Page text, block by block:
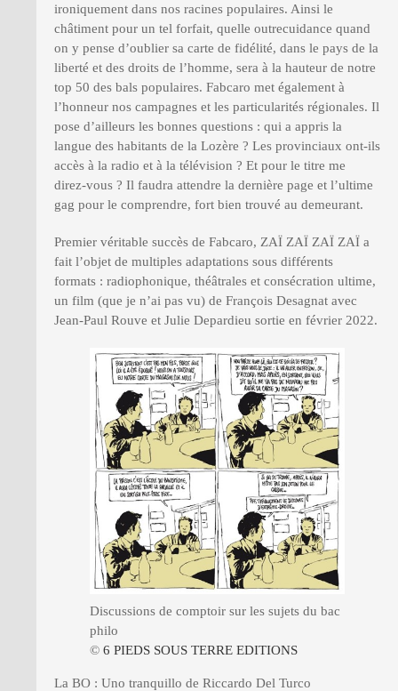
ironiquement dans nos racines populaires. Ainsi le
châtiment pour un tel forfait, quelle outrecuidance quand
on y pense d’oublier sa carte de fidélité, dans le pays de la
liberté et des droits de l’homme, sera à la hauteur de notre
top 50 des bals populaires. Fabcaro met également à
l’honneur nos campagnes et les particularités régionales. Il
pose d’ailleurs les bonnes questions : qui a appris la
langue des habitants de la Lozère ? Les provinciaux ont-ils
accès à la radio et à la télévision ? Et pour le titre me
direz-vous ? Il faudra attendre la dernière page et l’ultime
gag pour le comprendre, fort bien trouvé au demeurant.
Premier véritable succès de Fabcaro, ZAÏ ZAÏ ZAÏ ZAÏ a
fait l’objet de multiples adaptations sous différents
formats : radiophonique, théâtrales et consécration ultime,
un film (que je n’ai pas vu) de François Desagnat avec
Jean-Paul Rouve et Julie Depardieu sortie en février 2022.
Discussions de comptoir sur les sujets du bac
philo
© 6 PIEDS SOUS TERRE EDITIONS
La BO : Uno tranquillo de Riccardo Del Turco